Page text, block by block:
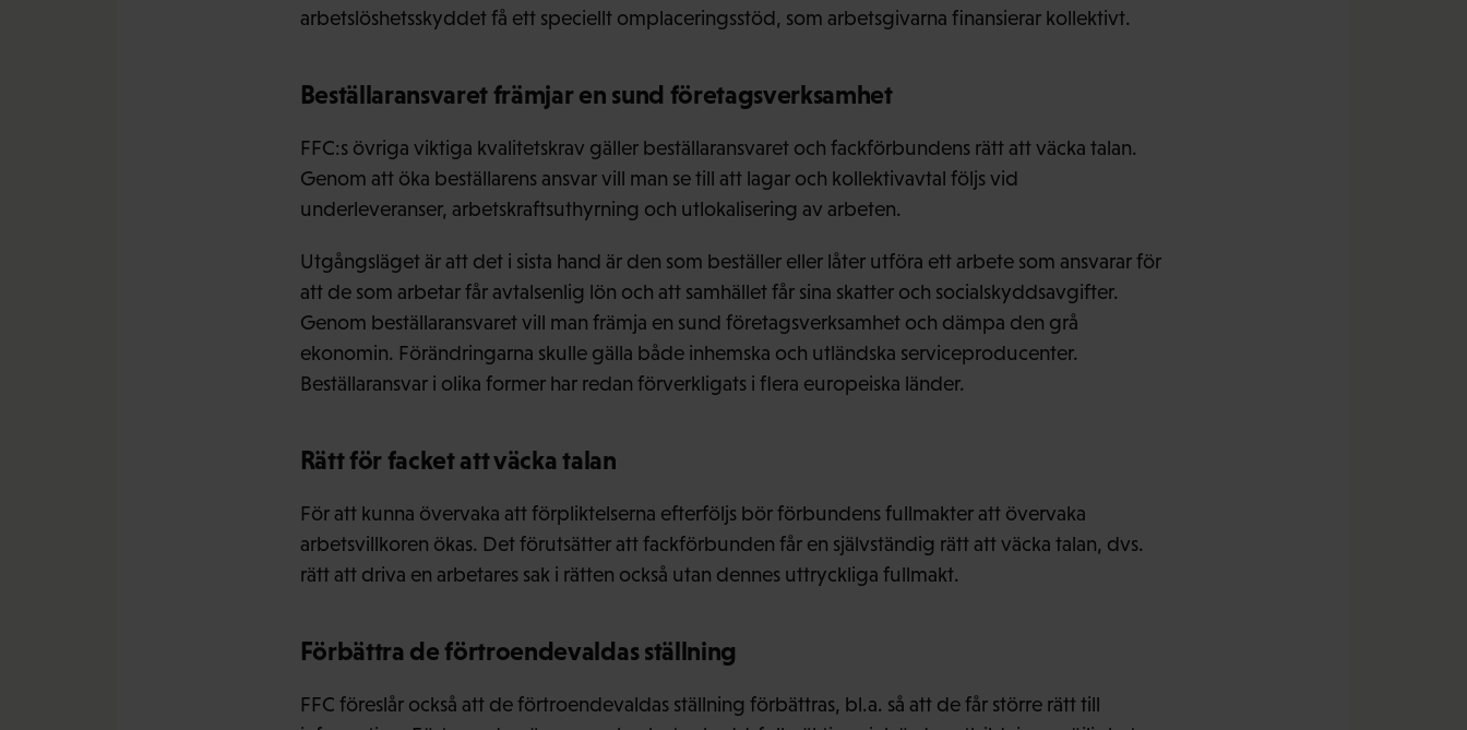
arbetslöshetsskyddet få ett speciellt omplaceringsstöd, som arbetsgivarna finansierar kollektivt.
Beställaransvaret främjar en sund företagsverksamhet
FFC:s övriga viktiga kvalitetskrav gäller beställaransvaret och fackförbundens rätt att väcka talan.
Genom att öka beställarens ansvar vill man se till att lagar och kollektivavtal följs vid
underleveranser, arbetskraftsuthyrning och utlokalisering av arbeten.
Utgångsläget är att det i sista hand är den som beställer eller låter utföra ett arbete som ansvarar för
att de som arbetar får avtalsenlig lön och att samhället får sina skatter och socialskyddsavgifter.
Genom beställaransvaret vill man främja en sund företagsverksamhet och dämpa den grå
ekonomin. Förändringarna skulle gälla både inhemska och utländska serviceproducenter.
Beställaransvar i olika former har redan förverkligats i flera europeiska länder.
Rätt för facket att väcka talan
För att kunna övervaka att förpliktelserna efterföljs bör förbundens fullmakter att övervaka
arbetsvillkoren ökas. Det förutsätter att fackförbunden får en självständig rätt att väcka talan, dvs.
rätt att driva en arbetares sak i rätten också utan dennes uttryckliga fullmakt.
Förbättra de förtroendevaldas ställning
FFC föreslår också att de förtroendevaldas ställning förbättras, bl.a. så att de får större rätt till